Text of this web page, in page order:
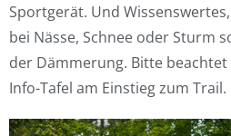
Sportgerät. Und
bei Nässe, Schnee oder Sturm
der Dämmerung. Bitte
Info-Tafel am Einstieg zum Trail.